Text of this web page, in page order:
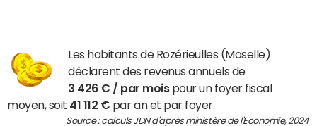
Les habitants de Rozérieulles (Moselle)
déclarent des revenus annuels de
3 426 € / par moispour un foyer fiscal
moyen, soit 41 112 € par an et par foyer.
Source : calculs JDN d'après ministère de l'Economie, 2024